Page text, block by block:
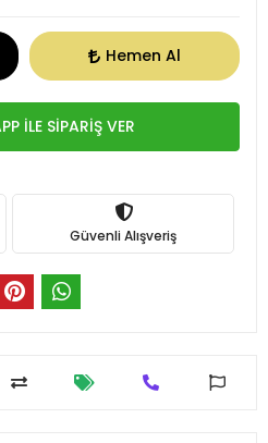
Hemen Al
İLE SİPARİŞ VER
Güvenli Alışveriş